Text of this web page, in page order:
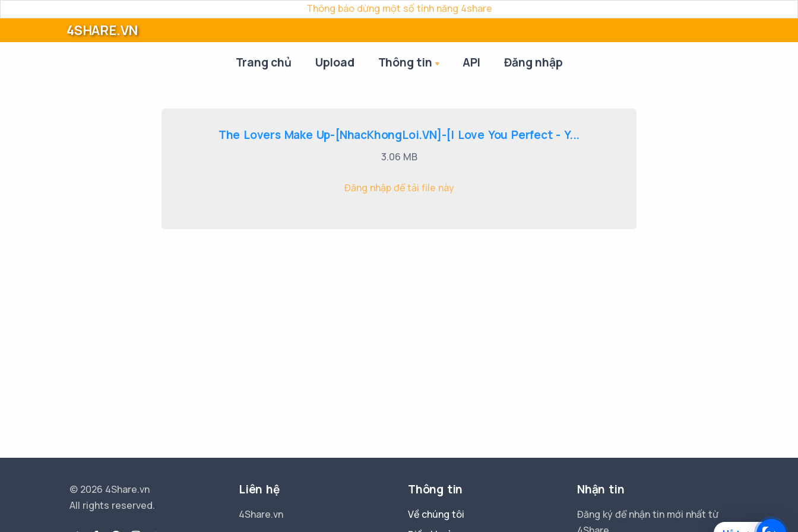
Thông báo dừng một số tính năng 4share
4SHARE.VN
Trang chủ Upload Thông tin API Đăng nhập
The Lovers Make Up-[NhacKhongLoi.VN]-[I Love You Perfect - Y...
3.06 MB
Đăng nhập để tải file này
© 2026 4Share.vn
All rights reserved.
Liên hệ
4Share.vn
Thông tin
Về chúng tôi
Nhận tin
Đăng ký để nhận tin mới nhất từ